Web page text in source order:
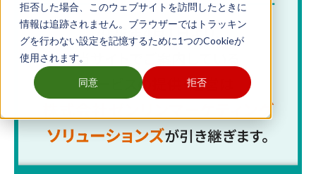
拒否した場合、このウェブサイトを訪問したときに
情報は追跡されません。ブラウザーではトラッキン
グを行わない設定を記憶するために1つのCookieが
使用されます。
同意 拒否